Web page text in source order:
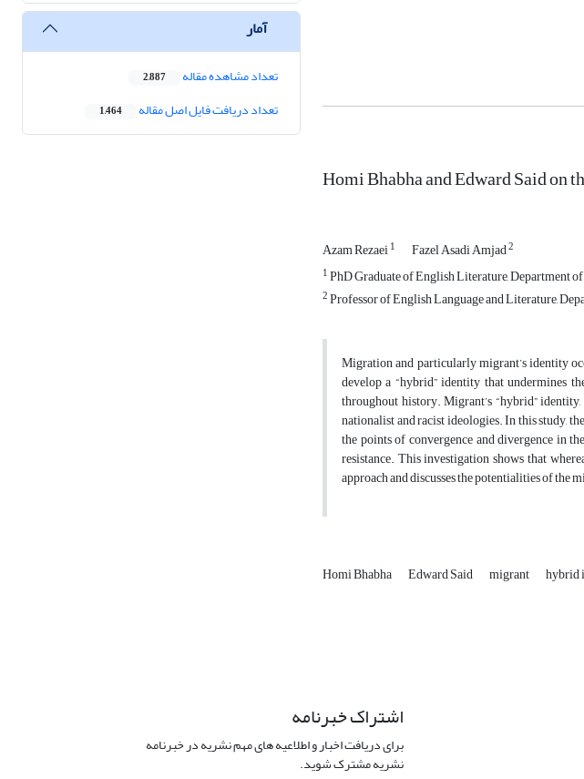
Homi Bhabha and Edward Said on
Azam Rezaei1 Fazel Asadi Amjad2
1PhD Graduate of English Literature, Department
2Professor of English Language and Literature,
Migration and particularly migrant’s identity
develop a “hybrid” identity that undermines
throughout history. Migrant’s “hybrid”
nationalist and racist ideologies. In this study,
the points of convergence and divergence in
resistance. This investigation shows that
approach and discusses the potentialities of
Homi Bhabha Edward Said migrant hybrid
آمار
تعداد مشاهده مقاله 2,887
تعداد دریافت فایل اصل مقاله 1,464
اشتراک خبرنامه
برای دریافت اخبار و اطلاعیه های مهم نشریه در خبرنامه
نشریه مشترک شوید.